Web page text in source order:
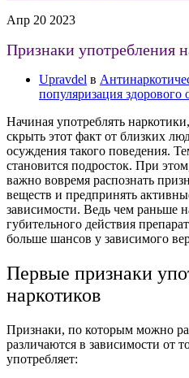
Апр 20 2023
Признаки употребления
Upravdel в
популяризация здорового
Начиная употреблять
скрыть этот факт от близких
осуждения такого поведения.
становится подросток. При
важно вовремя распознать
веществ и предпринять
зависимости. Ведь чем раньше
губительного действия
больше шансов у зависимого
Первые признаки
наркотиков
Признаки, по которым можно
различаются в зависимости от
употребляет: